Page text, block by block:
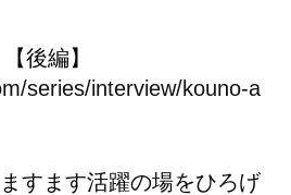
【後編】
series/interview/kouno-a
すます活躍の場をひろげ